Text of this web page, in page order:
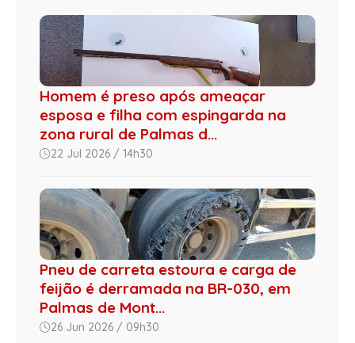
Homem é preso após ameaçar
esposa e filha com espingarda na
zona rural de Palmas d...
22 Jul 2026 / 14h30
Pneu de carreta estoura e carga de
feijão é derramada na BR-030, em
Palmas de Mont...
26 Jun 2026 / 09h30